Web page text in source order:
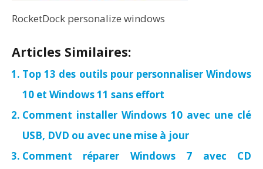
RocketDock personalize windows
Articles Similaires:
Top 13 des outils pour personnaliser Windows
10 et Windows 11 sans effort
Comment installer Windows 10 avec une clé
USB, DVD ou avec une mise à jour
Comment réparer Windows 7 avec CD